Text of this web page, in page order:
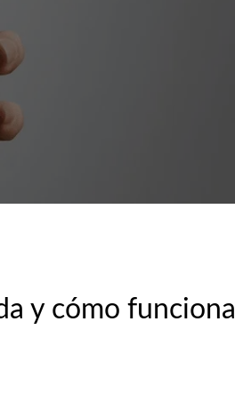
y cómo funciona